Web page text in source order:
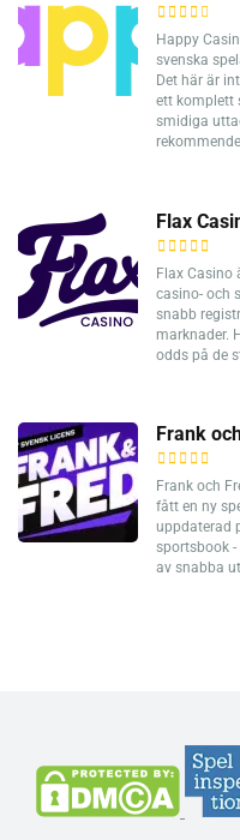
Happy
svenska
Det här är
ett komplett
smidiga
Flax
Flax Casino
casino- och
snabb
marknader.
odds på de
Frank
Frank och
fått en ny
uppdaterad
sportsbook
av snabba